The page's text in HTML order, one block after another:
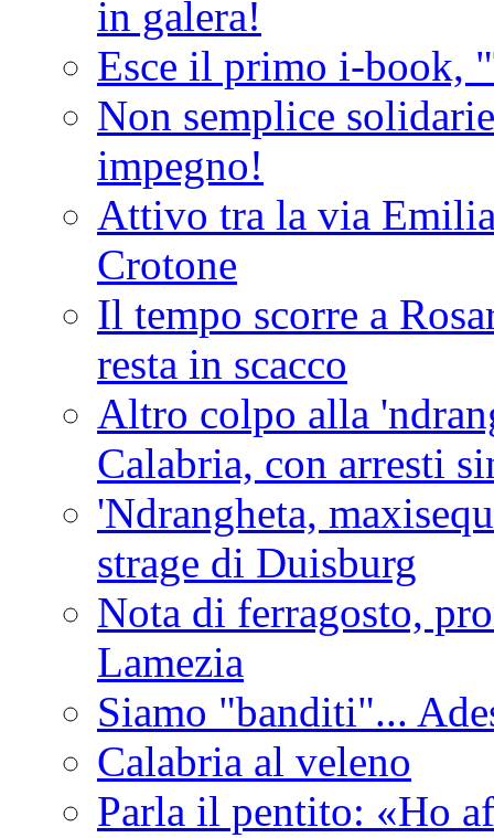
in galera!
Esce il primo i-book,
Non semplice
impegno!
Attivo tra la via
Crotone
Il tempo scorre a
resta in scacco
Altro colpo alla
Calabria, con arresti
'Ndrangheta,
strage di Duisburg
Nota di ferragosto,
Lamezia
Siamo "banditi"...
Calabria al veleno
Parla il pentito: «Ho